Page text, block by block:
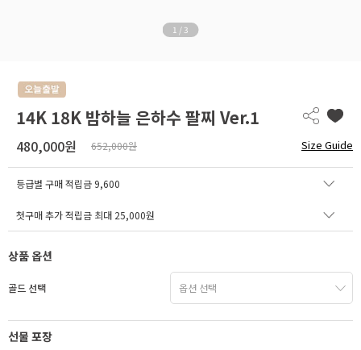
1 / 3
14K 18K 밤하늘 은하수 팔찌 Ver.1
480,000원 652,000원 Size Guide
등급별 구매 적립금 9,600
첫구매 추가 적립금 최대 25,000원
상품 옵션
골드 선택
선물 포장